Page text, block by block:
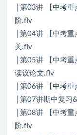
│第03讲 【中考
阶.flv
│第04讲 【中考
关.flv
│第05讲 【中考
读议论文.flv
│第06讲 【中考
│第07讲期中复习
│第08讲 【中考
阶.flv